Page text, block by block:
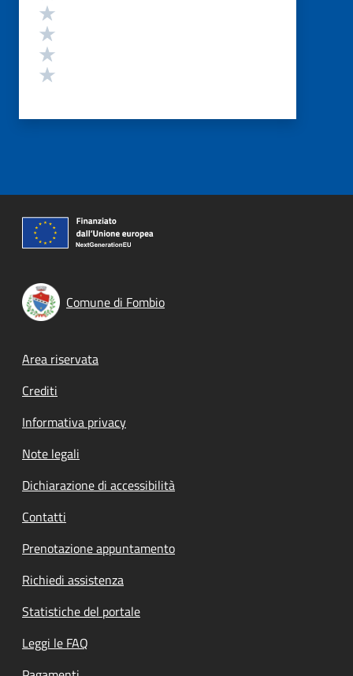
Comune di Fombio
Footer menu
Area riservata
Crediti
Informativa privacy
Note legali
Dichiarazione di accessibilità
Contatti
Prenotazione appuntamento
Richiedi assistenza
Statistiche del portale
Leggi le FAQ